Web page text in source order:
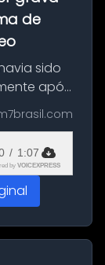
de
sido
após
em
/ 1:07
by VOICEXPRESS